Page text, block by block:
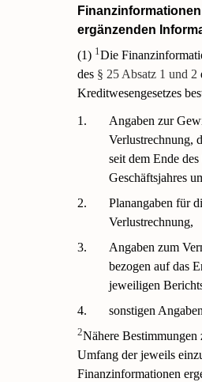
ergänzenden
(1) 1Die
des § 25 Absatz 1 und 2
Kreditwesengesetzes
1.
Angaben zur
Verlustrechnung,
seit dem Ende des
Geschäftsjahres
2.
Planangaben für
Verlustrechnung,
3.
Angaben zum
bezogen auf das
jeweiligen
4.
sonstigen
2Nähere Bestimmungen
Umfang der jeweils
Finanzinformationen